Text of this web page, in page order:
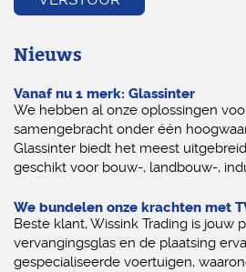
Nieuws
Vanaf nu 1 merk: Glassinter
We hebben al onze oplossingen
samengebracht onder één
Glassinter biedt het meest
geschikt voor bouw-, landbouw-,
We bundelen onze krachten met
Beste klant, Wissink Trading is jouw
vervangingsglas en de plaatsing
gespecialiseerde voertuigen,